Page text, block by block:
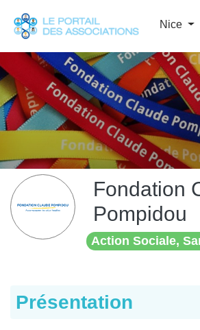
Nice
Fondation
Pompidou
Action Sociale,
Présentation